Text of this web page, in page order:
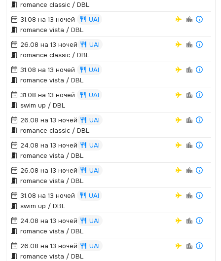
romance classic / DBL
31.08 на 13 ночей
UAI
romance vista / DBL
26.08 на 13 ночей
UAI
romance classic / DBL
31.08 на 13 ночей
UAI
romance vista / DBL
31.08 на 13 ночей
UAI
swim up / DBL
26.08 на 13 ночей
UAI
romance classic / DBL
24.08 на 13 ночей
UAI
romance vista / DBL
26.08 на 13 ночей
UAI
romance vista / DBL
31.08 на 13 ночей
UAI
swim up / DBL
24.08 на 13 ночей
UAI
romance vista / DBL
26.08 на 13 ночей
UAI
romance vista / DBL